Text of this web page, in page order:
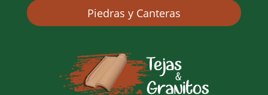
Piedras y Canteras